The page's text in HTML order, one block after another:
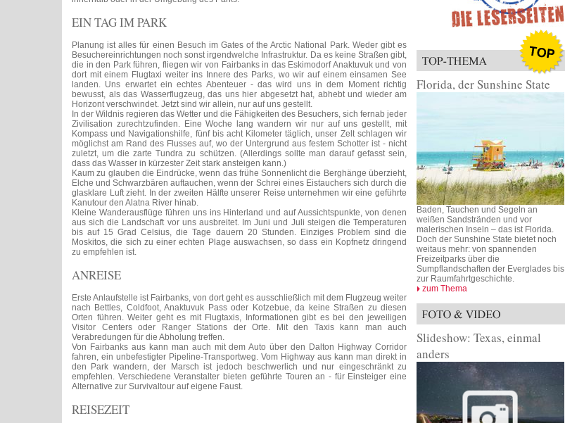
EIN TAG IM PARK
Planung ist alles für einen Besuch im Gates of the Arctic National Park. Weder gibt es
Besuchereinrichtungen noch sonst irgendwelche Infrastruktur. Da es keine Straßen gibt,
die in den Park führen, fliegen wir von Fairbanks in das Eskimodorf Anaktuvuk und von
dort mit einem Flugtaxi weiter ins Innere des Parks, wo wir auf einem einsamen See
landen. Uns erwartet ein echtes Abenteuer - das wird uns in dem Moment richtig
bewusst, als das Wasserflugzeug, das uns hier abgesetzt hat, abhebt und wieder am
Horizont verschwindet. Jetzt sind wir allein, nur auf uns gestellt.
In der Wildnis regieren das Wetter und die Fähigkeiten des Besuchers, sich fernab jeder
Zivilisation zurechtzufinden. Eine Woche lang wandern wir nur auf uns gestellt, mit
Kompass und Navigationshilfe, fünf bis acht Kilometer täglich, unser Zelt schlagen wir
möglichst am Rand des Flusses auf, wo der Untergrund aus festem Schotter ist - nicht
zuletzt, um die zarte Tundra zu schützen. (Allerdings sollte man darauf gefasst sein,
dass das Wasser in kürzester Zeit stark ansteigen kann.)
Kaum zu glauben die Eindrücke, wenn das frühe Sonnenlicht die Berghänge überzieht,
Elche und Schwarzbären auftauchen, wenn der Schrei eines Eistauchers sich durch die
glasklare Luft zieht. In der zweiten Hälfte unserer Reise unternehmen wir eine geführte
Kanutour den Alatna River hinab.
Kleine Wanderausflüge führen uns ins Hinterland und auf Aussichtspunkte, von denen
aus sich die Landschaft vor uns ausbreitet. Im Juni und Juli steigen die Temperaturen
bis auf 15 Grad Celsius, die Tage dauern 20 Stunden. Einziges Problem sind die
Moskitos, die sich zu einer echten Plage auswachsen, so dass ein Kopfnetz dringend
zu empfehlen ist.
ANREISE
Erste Anlaufstelle ist Fairbanks, von dort geht es ausschließlich mit dem Flugzeug weiter
nach Bettles, Coldfoot, Anaktuvuk Pass oder Kotzebue, da keine Straßen zu diesen
Orten führen. Weiter geht es mit Flugtaxis, Informationen gibt es bei den jeweiligen
Visitor Centers oder Ranger Stations der Orte. Mit den Taxis kann man auch
Verabredungen für die Abholung treffen.
Von Fairbanks aus kann man auch mit dem Auto über den Dalton Highway Corridor
fahren, ein unbefestigter Pipeline-Transportweg. Vom Highway aus kann man direkt in
den Park wandern, der Marsch ist jedoch beschwerlich und nur eingeschränkt zu
empfehlen. Verschiedene Veranstalter bieten geführte Touren an - für Einsteiger eine
Alternative zur Survivaltour auf eigene Faust.
REISEZEIT
Florida, der Sunshine State
Baden, Tauchen und Segeln an
weißen Sandstränden und vor
malerischen Inseln – das ist Florida.
Doch der Sunshine State bietet noch
weitaus mehr: von spannenden
Freizeitparks über die
Sumpflandschaften der Everglades bis
zur Raumfahrtgeschichte.
zum Thema
Slideshow: Texas, einmal
anders